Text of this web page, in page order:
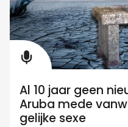
Al 10 jaar geen
Aruba mede
gelijke sexe